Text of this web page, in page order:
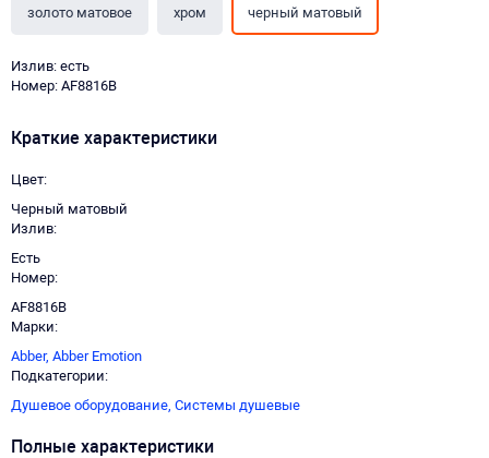
золото матовое хром черный матовый
Излив: есть
Номер: AF8816B
Краткие характеристики
Цвет
Черный матовый
Излив
Есть
Номер
AF8816B
Марки
Abber, Abber Emotion
Подкатегории
Душевое оборудование, Системы душевые
Полные характеристики